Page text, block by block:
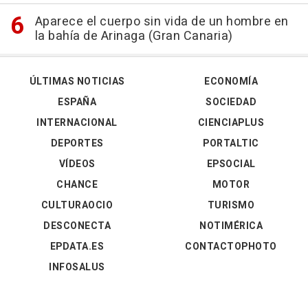
Aparece el cuerpo sin vida de un hombre en
la bahía de Arinaga (Gran Canaria)
ÚLTIMAS NOTICIAS
ESPAÑA
INTERNACIONAL
DEPORTES
VÍDEOS
ECONOMÍA
SOCIEDAD
CIENCIAPLUS
PORTALTIC
EPSOCIAL
CHANCE
CULTURAOCIO
DESCONECTA
EPDATA.ES
INFOSALUS
MOTOR
TURISMO
NOTIMÉRICA
CONTACTOPHOTO